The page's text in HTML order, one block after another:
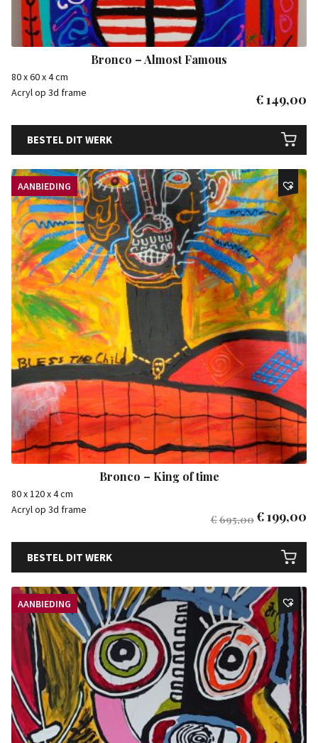
Bronco – Almost Famous
80 x 60 x 4 cm
Acryl op 3d frame
€149,00
BESTEL DIT WERK
AANBIEDING
Bronco – King of time
80 x 120 x 4 cm
Acryl op 3d frame
€695,00€199,00
BESTEL DIT WERK
AANBIEDING